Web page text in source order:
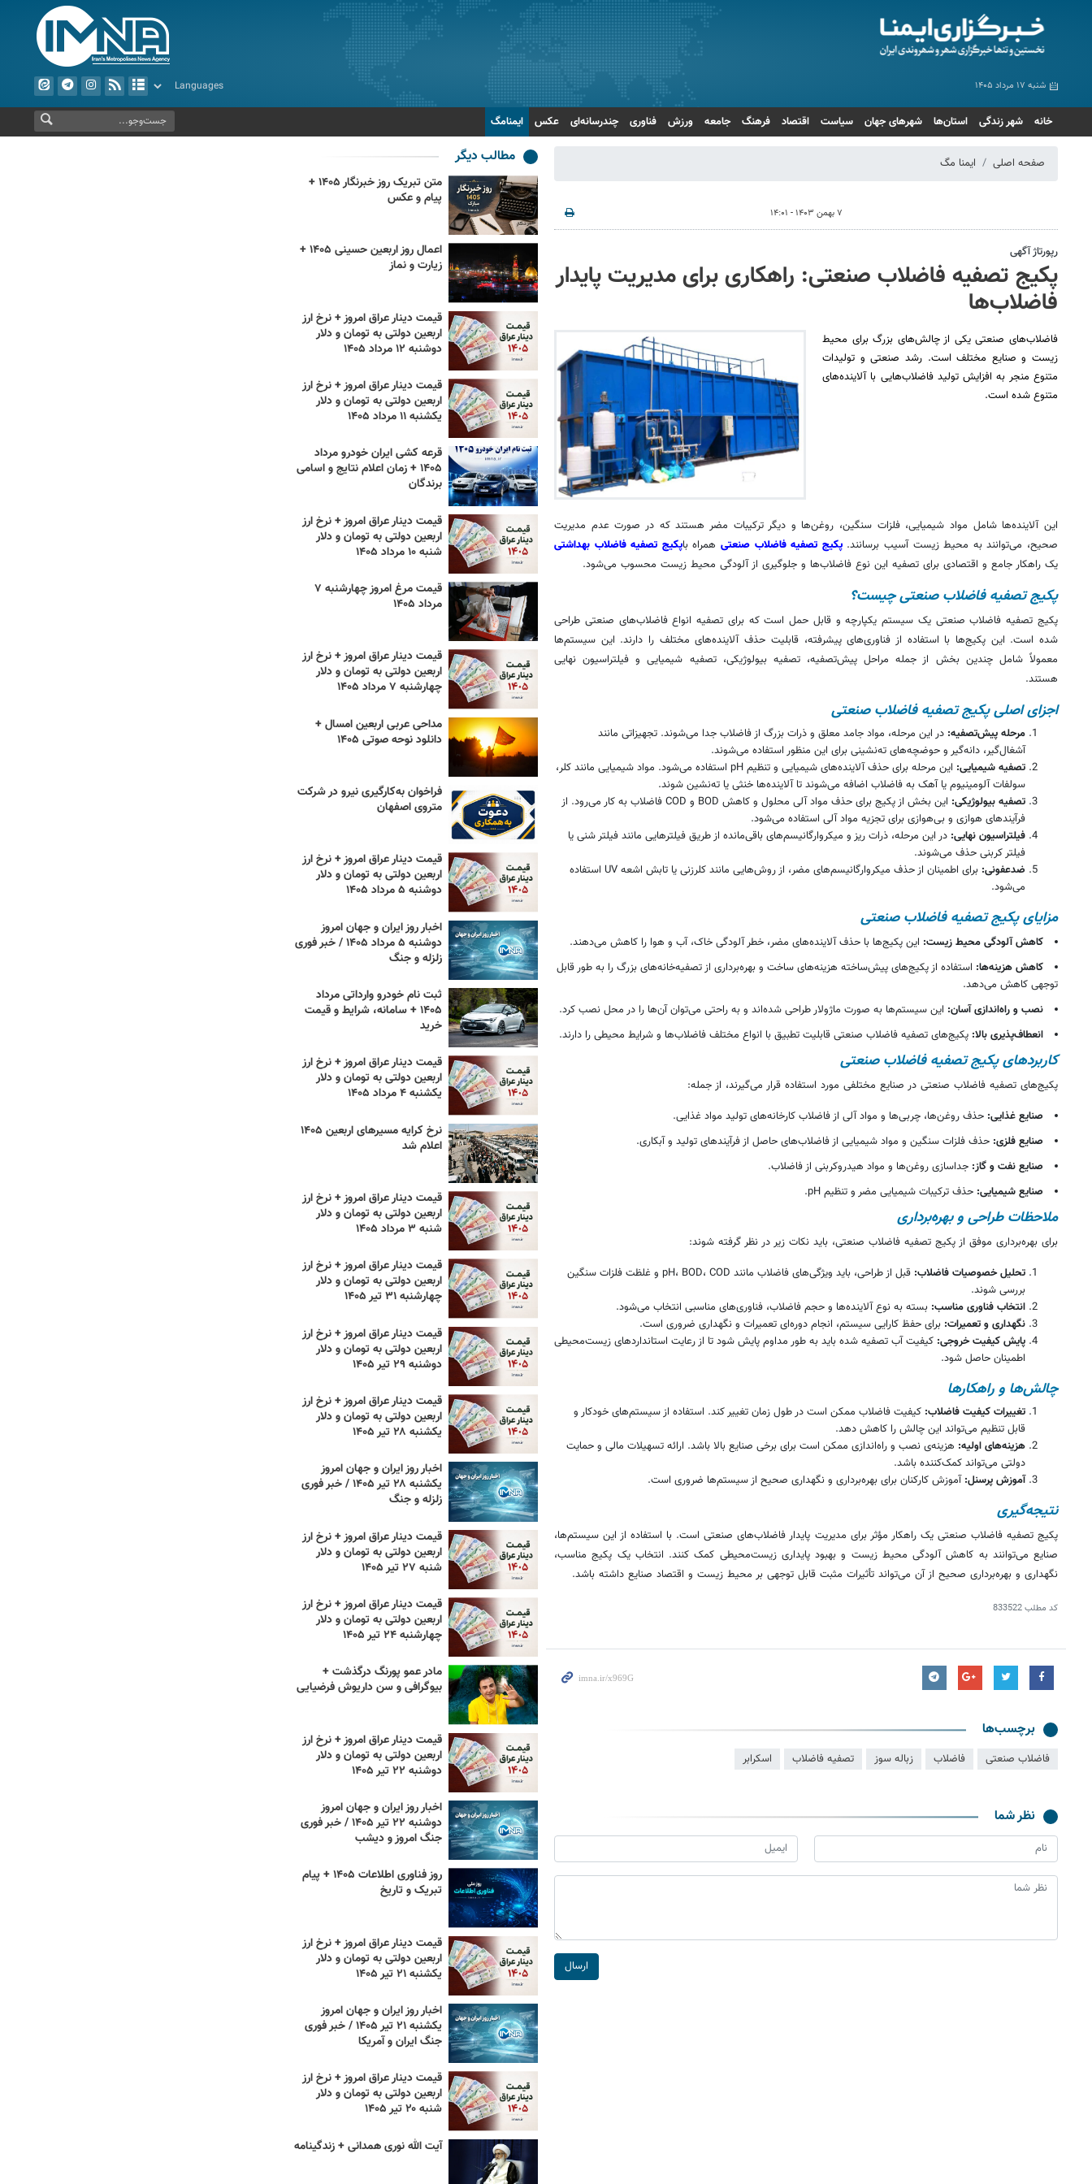
شنبه ۱۷ مرداد ۱۴۰۵
خانه شهر زندگی استان‌ها شهرهای جهان سیاست اقتصاد فرهنگ جامعه ورزش فناوری چندرسانه‌ای عکس ایمنامگ
صفحه اصلی ایمنا مگ
۷ بهمن ۱۴۰۳ - ۱۴:۰۱
رپورتاژ آگهی
پکیج تصفیه فاضلاب صنعتی: راهکاری برای مدیریت پایدار
فاضلاب‌ها
فاضلاب‌های صنعتی یکی از چالش‌های بزرگ برای محیط
زیست و صنایع مختلف است. رشد صنعتی و تولیدات
متنوع منجر به افزایش تولید فاضلاب‌هایی با آلاینده‌های
متنوع شده است.
این آلاینده‌ها شامل مواد شیمیایی، فلزات سنگین، روغن‌ها و دیگر ترکیبات مضر هستند که در صورت عدم مدیریت
صحیح، می‌توانند به محیط زیست آسیب برسانند.پکیج تصفیه فاضلاب صنعتیهمراه باپکیج تصفیه فاضلاب بهداشتی
یک راهکار جامع و اقتصادی برای تصفیه این نوع فاضلاب‌ها و جلوگیری از آلودگی محیط زیست محسوب می‌شود.
پکیج تصفیه فاضلاب صنعتی چیست؟
پکیج تصفیه فاضلاب صنعتی یک سیستم یکپارچه و قابل حمل است که برای تصفیه انواع فاضلاب‌های صنعتی طراحی
شده است. این پکیج‌ها با استفاده از فناوری‌های پیشرفته، قابلیت حذف آلاینده‌های مختلف را دارند. این سیستم‌ها
معمولاً شامل چندین بخش از جمله مراحل پیش‌تصفیه، تصفیه بیولوژیکی، تصفیه شیمیایی و فیلتراسیون نهایی
هستند.
اجزای اصلی پکیج تصفیه فاضلاب صنعتی
مرحله پیش‌تصفیه: در این مرحله، مواد جامد معلق و ذرات بزرگ از فاضلاب جدا می‌شوند. تجهیزاتی مانند
آشغال‌گیر، دانه‌گیر و حوضچه‌های ته‌نشینی برای این منظور استفاده می‌شوند.
تصفیه شیمیایی:
این مرحله برای حذف آلاینده‌های شیمیایی و تنظیم pH استفاده می‌شود. مواد شیمیایی مانند کلر،
سولفات آلومینیوم یا آهک به فاضلاب اضافه می‌شوند تا آلاینده‌ها خنثی یا ته‌نشین شوند.
تصفیه بیولوژیکی:
این بخش از پکیج برای حذف مواد آلی محلول و کاهش BOD و COD فاضلاب به کار می‌رود. از
فرآیندهای هوازی و بی‌هوازی برای تجزیه مواد آلی استفاده می‌شود.
فیلتراسیون نهایی: در این مرحله، ذرات ریز و میکروارگانیسم‌های باقی‌مانده از طریق فیلترهایی مانند فیلتر شنی یا
فیلتر کربنی حذف می‌شوند.
ضدعفونی:
برای اطمینان از حذف میکروارگانیسم‌های مضر، از روش‌هایی مانند کلرزنی یا تابش اشعه UV استفاده
می‌شود.
مزایای پکیج تصفیه فاضلاب صنعتی
کاهش آلودگی محیط زیست: این پکیج‌ها با حذف آلاینده‌های مضر، خطر آلودگی خاک، آب و هوا را کاهش می‌دهند.
کاهش هزینه‌ها: استفاده از پکیج‌های پیش‌ساخته هزینه‌های ساخت و بهره‌برداری از تصفیه‌خانه‌های بزرگ را به طور قابل
توجهی کاهش می‌دهد.
نصب و راه‌اندازی آسان: این سیستم‌ها به صورت ماژولار طراحی شده‌اند و به راحتی می‌توان آن‌ها را در محل نصب کرد.
انعطاف‌پذیری بالا: پکیج‌های تصفیه فاضلاب صنعتی قابلیت تطبیق با انواع مختلف فاضلاب‌ها و شرایط محیطی را دارند.
کاربردهای پکیج تصفیه فاضلاب صنعتی
پکیج‌های تصفیه فاضلاب صنعتی در صنایع مختلفی مورد استفاده قرار می‌گیرند، از جمله:
صنایع غذایی: حذف روغن‌ها، چربی‌ها و مواد آلی از فاضلاب کارخانه‌های تولید مواد غذایی.
صنایع فلزی: حذف فلزات سنگین و مواد شیمیایی از فاضلاب‌های حاصل از فرآیندهای تولید و آبکاری.
صنایع نفت و گاز: جداسازی روغن‌ها و مواد هیدروکربنی از فاضلاب.
صنایع شیمیایی: حذف ترکیبات شیمیایی مضر و تنظیم pH.
ملاحظات طراحی و بهره‌برداری
برای بهره‌برداری موفق از پکیج تصفیه فاضلاب صنعتی، باید نکات زیر در نظر گرفته شوند:
تحلیل خصوصیات فاضلاب:
قبل از طراحی، باید ویژگی‌های فاضلاب مانند pH، BOD، COD و غلظت فلزات سنگین
بررسی شوند.
انتخاب فناوری مناسب: بسته به نوع آلاینده‌ها و حجم فاضلاب، فناوری‌های مناسبی انتخاب می‌شود.
نگهداری و تعمیرات: برای حفظ کارایی سیستم، انجام دوره‌ای تعمیرات و نگهداری ضروری است.
پایش کیفیت خروجی: کیفیت آب تصفیه شده باید به طور مداوم پایش شود تا از رعایت استانداردهای زیست‌محیطی
اطمینان حاصل شود.
چالش‌ها و راهکارها
تغییرات کیفیت فاضلاب: کیفیت فاضلاب ممکن است در طول زمان تغییر کند. استفاده از سیستم‌های خودکار و
قابل تنظیم می‌تواند این چالش را کاهش دهد.
هزینه‌های اولیه: هزینه‌ی نصب و راه‌اندازی ممکن است برای برخی صنایع بالا باشد. ارائه تسهیلات مالی و حمایت
دولتی می‌تواند کمک‌کننده باشد.
آموزش پرسنل: آموزش کارکنان برای بهره‌برداری و نگهداری صحیح از سیستم‌ها ضروری است.
نتیجه‌گیری
پکیج تصفیه فاضلاب صنعتی یک راهکار مؤثر برای مدیریت پایدار فاضلاب‌های صنعتی است. با استفاده از این سیستم‌ها،
صنایع می‌توانند به کاهش آلودگی محیط زیست و بهبود پایداری زیست‌محیطی کمک کنند. انتخاب یک پکیج مناسب،
نگهداری و بهره‌برداری صحیح از آن می‌تواند تأثیرات مثبت قابل توجهی بر محیط زیست و اقتصاد صنایع داشته باشد.
کد مطلب833522
برچسب‌ها
فاضلاب صنعتی فاضلاب زباله سوز تصفیه فاضلاب اسکرابر
نظر شما
ارسال
مطالب دیگر
متن تبریک روز خبرنگار ۱۴۰۵ +
پیام و عکس
اعمال روز اربعین حسینی ۱۴۰۵ +
زیارت و نماز
قیمت دینار عراق امروز + نرخ ارز
اربعین دولتی به تومان و دلار
دوشنبه ۱۲ مرداد ۱۴۰۵
قیمت دینار عراق امروز + نرخ ارز
اربعین دولتی به تومان و دلار
یکشنبه ۱۱ مرداد ۱۴۰۵
قرعه کشی ایران خودرو مرداد
۱۴۰۵ + زمان اعلام نتایج و اسامی
برندگان
قیمت دینار عراق امروز + نرخ ارز
اربعین دولتی به تومان و دلار
شنبه ۱۰ مرداد ۱۴۰۵
قیمت مرغ امروز چهارشنبه ۷
مرداد ۱۴۰۵
قیمت دینار عراق امروز + نرخ ارز
اربعین دولتی به تومان و دلار
چهارشنبه ۷ مرداد ۱۴۰۵
مداحی عربی اربعین امسال +
دانلود نوحه صوتی ۱۴۰۵
فراخوان به‌کارگیری نیرو در شرکت
متروی اصفهان
قیمت دینار عراق امروز + نرخ ارز
اربعین دولتی به تومان و دلار
دوشنبه ۵ مرداد ۱۴۰۵
اخبار روز ایران و جهان امروز
دوشنبه ۵ مرداد ۱۴۰۵ / خبر فوری
زلزله و جنگ
ثبت نام خودرو وارداتی مرداد
۱۴۰۵ + سامانه، شرایط و قیمت
خرید
قیمت دینار عراق امروز + نرخ ارز
اربعین دولتی به تومان و دلار
یکشنبه ۴ مرداد ۱۴۰۵
نرخ کرایه مسیرهای اربعین ۱۴۰۵
اعلام شد
قیمت دینار عراق امروز + نرخ ارز
اربعین دولتی به تومان و دلار
شنبه ۳ مرداد ۱۴۰۵
قیمت دینار عراق امروز + نرخ ارز
اربعین دولتی به تومان و دلار
چهارشنبه ۳۱ تیر ۱۴۰۵
قیمت دینار عراق امروز + نرخ ارز
اربعین دولتی به تومان و دلار
دوشنبه ۲۹ تیر ۱۴۰۵
قیمت دینار عراق امروز + نرخ ارز
اربعین دولتی به تومان و دلار
یکشنبه ۲۸ تیر ۱۴۰۵
اخبار روز ایران و جهان امروز
یکشنبه ۲۸ تیر ۱۴۰۵ / خبر فوری
زلزله و جنگ
قیمت دینار عراق امروز + نرخ ارز
اربعین دولتی به تومان و دلار
شنبه ۲۷ تیر ۱۴۰۵
قیمت دینار عراق امروز + نرخ ارز
اربعین دولتی به تومان و دلار
چهارشنبه ۲۴ تیر ۱۴۰۵
مادر عمو پورنگ درگذشت +
بیوگرافی و سن داریوش فرضیایی
قیمت دینار عراق امروز + نرخ ارز
اربعین دولتی به تومان و دلار
دوشنبه ۲۲ تیر ۱۴۰۵
اخبار روز ایران و جهان امروز
دوشنبه ۲۲ تیر ۱۴۰۵ / خبر فوری
جنگ امروز و دیشب
روز فناوری اطلاعات ۱۴۰۵ + پیام
تبریک و تاریخ
قیمت دینار عراق امروز + نرخ ارز
اربعین دولتی به تومان و دلار
یکشنبه ۲۱ تیر ۱۴۰۵
اخبار روز ایران و جهان امروز
یکشنبه ۲۱ تیر ۱۴۰۵ / خبر فوری
جنگ ایران و آمریکا
قیمت دینار عراق امروز + نرخ ارز
اربعین دولتی به تومان و دلار
شنبه ۲۰ تیر ۱۴۰۵
آیت الله نوری همدانی + زندگینامه